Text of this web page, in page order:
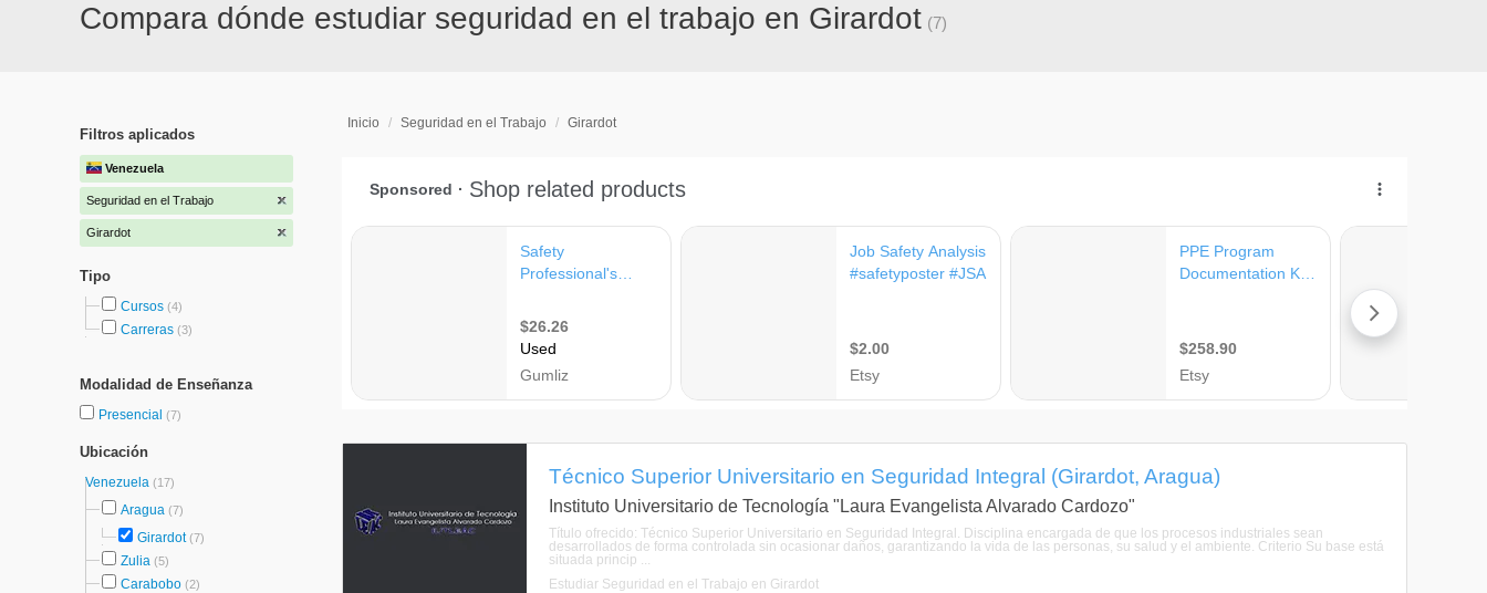
Compara dónde estudiar seguridad en el trabajo en Girardot (7)
Filtros aplicados
Venezuela
Seguridad en el Trabajo
Girardot
Tipo
Cursos (4)
Carreras (3)
Modalidad de Enseñanza
Presencial (7)
Ubicación
Venezuela (17)
Aragua (7)
Girardot(7)
Zulia (5)
Carabobo (2)
Inicio / Seguridad en el Trabajo / Girardot
Técnico Superior Universitario en Seguridad Integral (Girardot, Aragua)
Instituto Universitario de Tecnología "Laura Evangelista Alvarado Cardozo"
Título ofrecido: Técnico Superior Universitario en Seguridad Integral. Disciplina encargada de que los procesos industriales sean
desarrollados de forma controlada sin ocasionar daños, garantizando la vida de las personas, su salud y el ambiente. Criterio Su base está
situada princip ...
Estudiar Seguridad en el Trabajo en Girardot